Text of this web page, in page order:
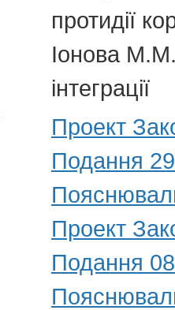
протидії
Іонова М.М.
інтеграції
Проект
Подання
Проект
Подання